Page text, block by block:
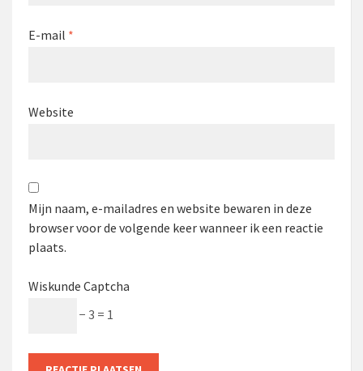
E-mail *
Website
Mijn naam, e-mailadres en website bewaren in deze
browser voor de volgende keer wanneer ik een reactie
plaats.
Wiskunde Captcha
− 3 = 1